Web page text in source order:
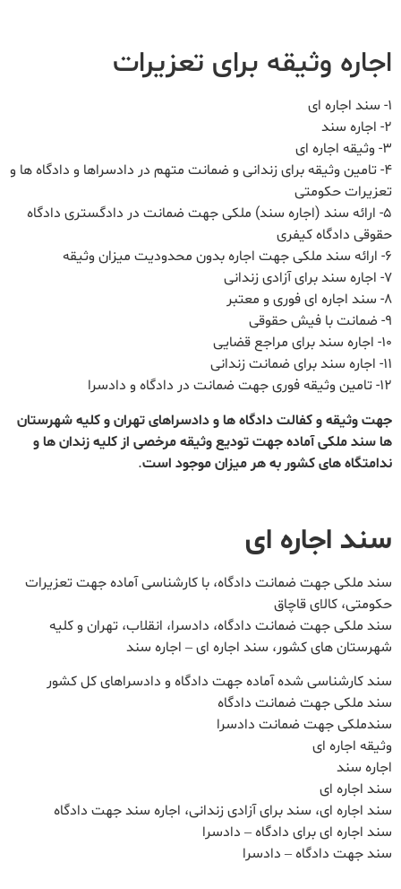
اجاره وثیقه برای تعزیرات
1- سند اجاره ای
2- اجاره سند
3- وثیقه اجاره ای
4- تامین وثیقه برای زندانی و ضمانت متهم در دادسراها و دادگاه ها و
تعزیرات حکومتی
5- ارائه سند (اجاره سند) ملکی جهت ضمانت در دادگستری دادگاه
حقوقی دادگاه کیفری
6- ارائه سند ملکی جهت اجاره بدون محدودیت میزان وثیقه
7- اجاره سند برای آزادی زندانی
8- سند اجاره ای فوری و معتبر
9- ضمانت با فیش حقوقی
10- اجاره سند برای مراجع قضایی
11- اجاره سند برای ضمانت زندانی
12- تامین وثیقه فوری جهت ضمانت در دادگاه و دادسرا
جهت وثیقه و کفالت دادگاه ها و دادسراهای تهران و کلیه شهرستان
ها سند ملکی آماده جهت تودیع وثیقه مرخصی از کلیه زندان ها و
ندامتگاه های کشور به هر میزان موجود است.
سند اجاره ای
سند ملکی جهت ضمانت دادگاه، با کارشناسی آماده جهت تعزیرات
حکومتی، کالای قاچاق
سند ملکی جهت ضمانت دادگاه، دادسرا، انقلاب، تهران و کلیه
شهرستان های کشور، سند اجاره ای – اجاره سند
سند کارشناسی شده آماده جهت دادگاه و دادسراهای کل کشور
سند ملکی جهت ضمانت دادگاه
سندملکی جهت ضمانت دادسرا
وثیقه اجاره ای
اجاره سند
سند اجاره ای
سند اجاره ای، سند برای آزادی زندانی، اجاره سند جهت دادگاه
سند اجاره ای برای دادگاه – دادسرا
سند جهت دادگاه – دادسرا